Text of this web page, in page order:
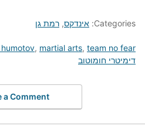
Categories: אינדקס, רמת גן
, martial arts, team no fear
דימיטרי חומוטוב
a Comment